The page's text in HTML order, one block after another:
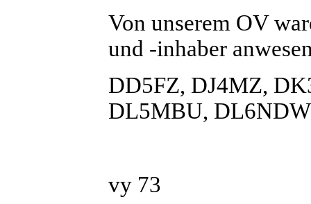
Von unserem OV
und -inhaber
DD5FZ, DJ4MZ,
DL5MBU,
vy 73